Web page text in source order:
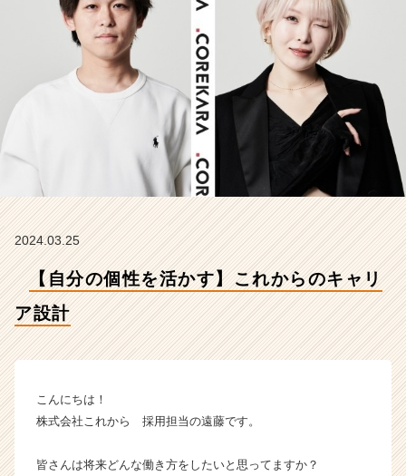
式
の
イ
ム
|
ベ
企
か
2024.03.25
【自分の個性を活かす】これからのキャリ
ア設計
こんにちは！
株式会社これから 採用担当の遠藤です。
皆さんは将来どんな働き方をしたいと思ってますか？